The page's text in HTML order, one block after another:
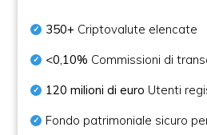
350+ Criptovalute elencate
<0,10% Commissioni di
120 milioni di euro Utenti
Fondo patrimoniale sicuro